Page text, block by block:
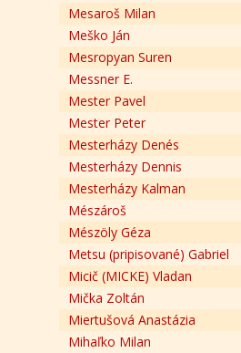
Mesaroš Milan
Meško Ján
Mesropyan Suren
Messner E.
Mester Pavel
Mester Peter
Mesterházy Denés
Mesterházy Dennis
Mesterházy Kalman
Mészároš
Mészöly Géza
Metsu (pripisované) Gabriel
Micič (MICKE) Vladan
Mička Zoltán
Miertušová Anastázia
Mihaľko Milan